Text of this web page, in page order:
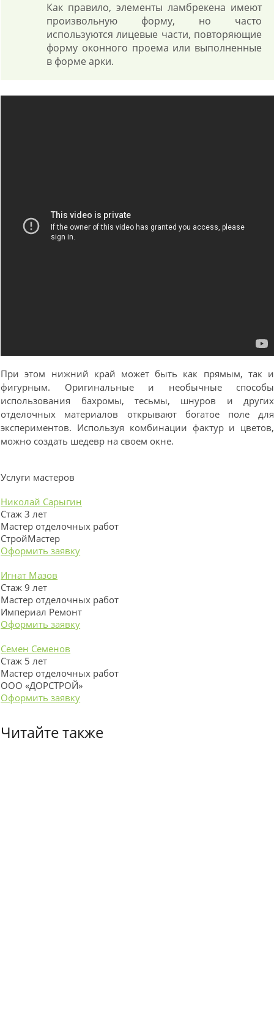
Как правило, элементы ламбрекена имеют
произвольную форму, но часто
используются лицевые части, повторяющие
форму оконного проема или выполненные
в форме арки.
При этом нижний край может быть как прямым, так и
фигурным. Оригинальные и необычные способы
использования бахромы, тесьмы, шнуров и других
отделочных материалов открывают богатое поле для
экспериментов. Используя комбинации фактур и цветов,
можно создать шедевр на своем окне.
Услуги мастеров
Николай Сарыгин
Стаж 3 лет
Мастер отделочных работ
СтройМастер
Оформить заявку
Игнат Мазов
Стаж 9 лет
Мастер отделочных работ
Империал Ремонт
Оформить заявку
Семен Семенов
Стаж 5 лет
Мастер отделочных работ
ООО «ДОРСТРОЙ»
Оформить заявку
Читайте также